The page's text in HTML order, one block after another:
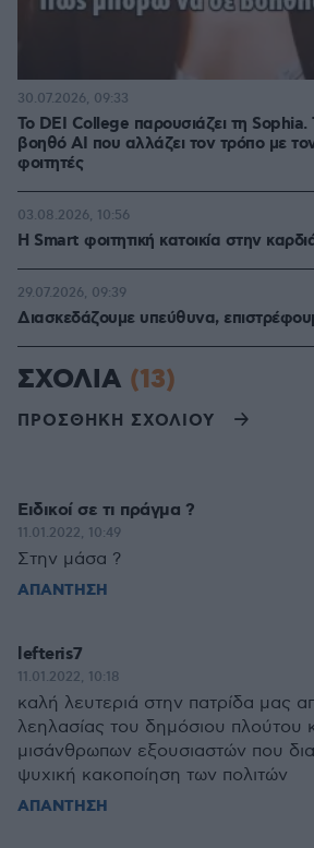
Το DEI College παρουσιάζει τη
βοηθό AI που αλλάζει τον τρόπο με
φοιτητές
30.07.2026, 09:33
Η Smart φοιτητική κατοικία στην
03.08.2026, 10:56
Διασκεδάζουμε υπεύθυνα,
29.07.2026, 09:39
ΣΧΟΛΙΑ (13)
ΠΡΟΣΘΗΚΗ ΣΧΟΛΙΟΥ
Ειδικοί σε τι πράγμα ?
11.01.2022, 10:49
Στην μάσα ?
ΑΠΑΝΤΗΣΗ
lefteris7
11.01.2022, 10:18
καλή λευτεριά στην πατρίδα μας
λεηλασίας του δημόσιου πλούτου
μισάνθρωπων εξουσιαστών που
ψυχική κακοποίηση των πολιτών
ΑΠΑΝΤΗΣΗ